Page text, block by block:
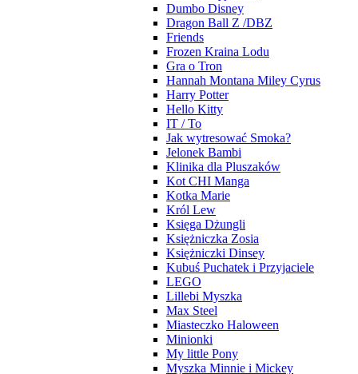
Dumbo Disney
Dragon Ball Z /DBZ
Friends
Frozen Kraina Lodu
Gra o Tron
Hannah Montana Miley Cyrus
Harry Potter
Hello Kitty
IT / To
Jak wytresować Smoka?
Jelonek Bambi
Klinika dla Pluszaków
Kot CHI Manga
Kotka Marie
Król Lew
Księga Dżungli
Księżniczka Zosia
Księżniczki Dinsey
Kubuś Puchatek i Przyjaciele
LEGO
Lillebi Myszka
Max Steel
Miasteczko Haloween
Minionki
My little Pony
Myszka Minnie i Mickey